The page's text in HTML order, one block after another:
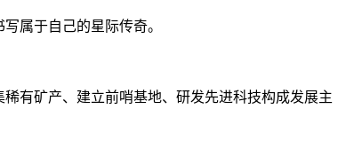
属于自己的星际传奇。
有矿产、建立前哨基地、研发先进科技构成发展主